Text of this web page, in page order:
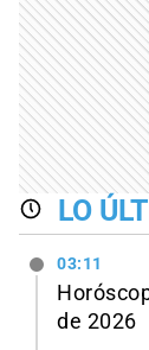
LO
03:11
de 2026